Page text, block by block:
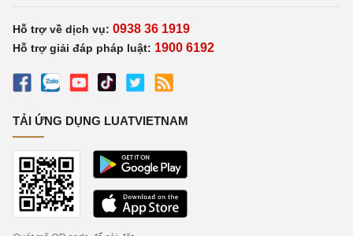
Hỗ trợ về dịch vụ: 0938 36 1919
Hỗ trợ giải đáp pháp luật: 1900 6192
TẢI ỨNG DỤNG LUATVIETNAM